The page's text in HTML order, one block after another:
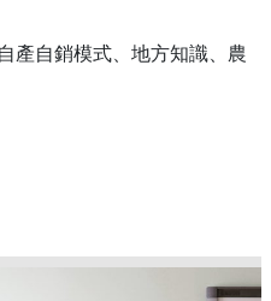
產自銷模式、地方知識、農